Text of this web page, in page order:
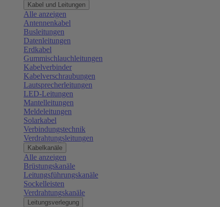
Kabel und Leitungen
Alle anzeigen
Antennenkabel
Busleitungen
Datenleitungen
Erdkabel
Gummischlauchleitungen
Kabelverbinder
Kabelverschraubungen
Lautsprecherleitungen
LED-Leitungen
Mantelleitungen
Meldeleitungen
Solarkabel
Verbindungstechnik
Verdrahtungsleitungen
Kabelkanäle
Alle anzeigen
Brüstungskanäle
Leitungsführungskanäle
Sockelleisten
Verdrahtungskanäle
Leitungsverlegung